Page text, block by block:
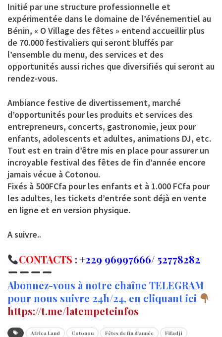
Initié par une structure professionnelle et
expérimentée dans le domaine de l’événementiel au
Bénin, « O Village des fêtes » entend accueillir plus
de 70.000 festivaliers qui seront bluffés par
l’ensemble du menu, des services et des
opportunités aussi riches que diversifiés qui seront au
rendez-vous.
Ambiance festive de divertissement, marché
d’opportunités pour les produits et services des
entrepreneurs, concerts, gastronomie, jeux pour
enfants, adolescents et adultes, animations DJ, etc.
Tout est en train d’être mis en place pour assurer un
incroyable festival des fêtes de fin d’année encore
jamais vécue à Cotonou.
Fixés à 500FCfa pour les enfants et à 1.000 FCfa pour
les adultes, les tickets d’entrée sont déjà en vente
en ligne et en version physique.
A suivre..
CONTACTS : +229 96997666/ 52778282
Abonnez-vous à notre chaîne TELEGRAM
pour nous suivre 24h/24, en cliquant ici
https://t.me/latempeteinfos
Africa Land Cotonou Fêtes de fin d'année
Fifadji